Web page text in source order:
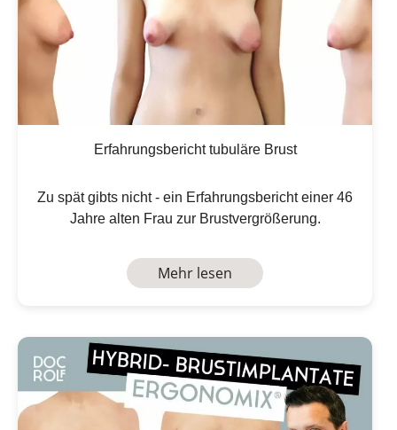
Erfahrungsbericht tubuläre Brust
Zu spät gibts nicht - ein Erfahrungsbericht einer 46
Jahre alten Frau zur Brustvergrößerung.
Mehr lesen